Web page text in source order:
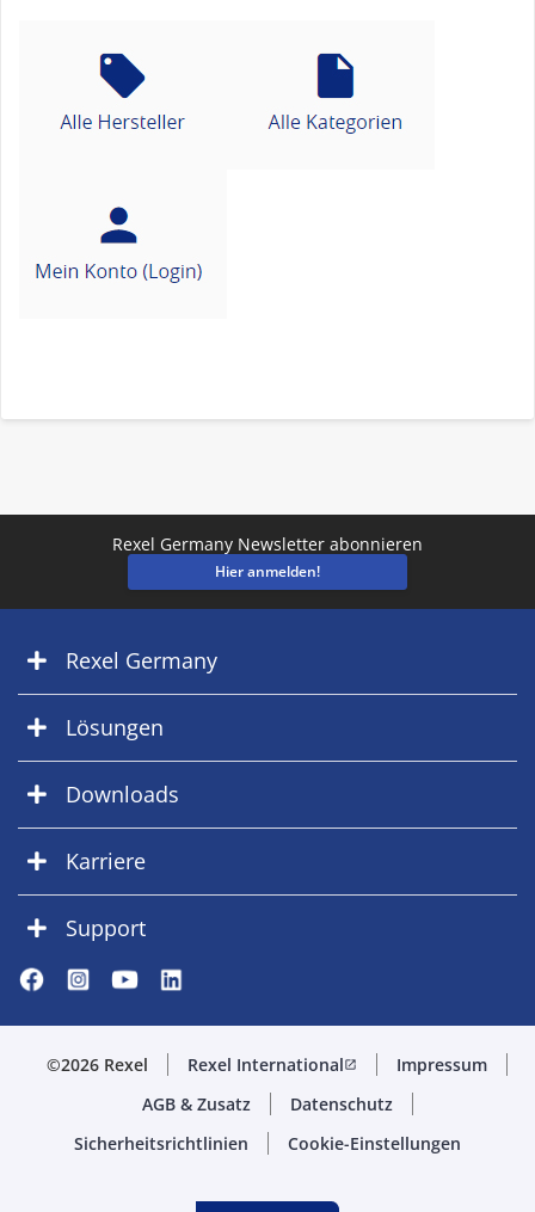
Rexel Germany Newsletter abonnieren
Hier anmelden!
Rexel Germany
Lösungen
Downloads
Karriere
Support
©2026 Rexel Rexel Internationalopen_in_new
Impressum
AGB & Zusatz
Datenschutz
Sicherheitsrichtlinien
Cookie-Einstellungen